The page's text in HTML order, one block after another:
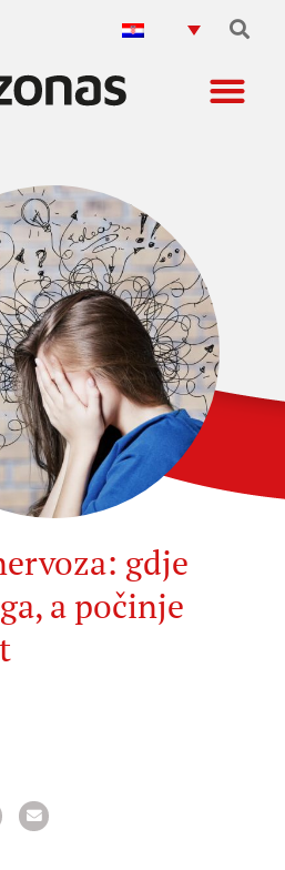
gdje
a počinje